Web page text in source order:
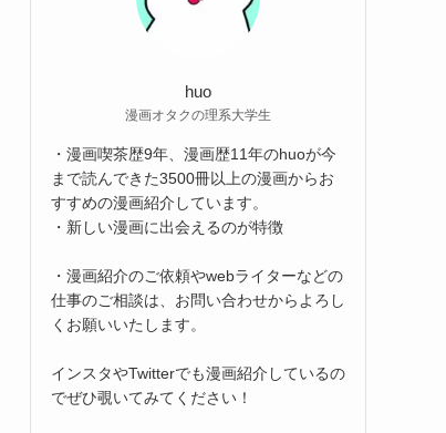
huo
漫画オタクの理系大学生
・漫画喫茶歴9年、漫画歴11年のhuoが今
まで読んできた3500冊以上の漫画からお
すすめの漫画紹介しています。
・新しい漫画に出会えるのが特徴
・漫画紹介のご依頼やwebライターなどの
仕事のご相談は、お問い合わせからよろし
くお願いいたします。
インスタやTwitterでも漫画紹介しているの
でぜひ覗いてみてください！